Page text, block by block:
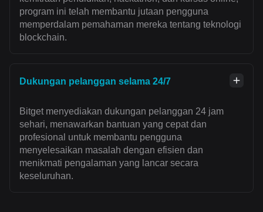
program ini telah membantu jutaan pengguna
memperdalam pemahaman mereka tentang teknologi
blockchain.
Dukungan pelanggan selama 24/7
Bitget menyediakan dukungan pelanggan 24 jam
sehari, menawarkan bantuan yang cepat dan
profesional untuk membantu pengguna
menyelesaikan masalah dengan efisien dan
menikmati pengalaman yang lancar secara
keseluruhan.